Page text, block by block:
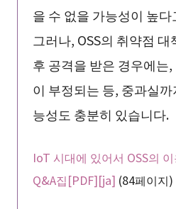
을 수 없을 가능성이 높
그러나, OSS의 취약점
후 공격을 받은 경우에는
이 부정되는 등, 중과실
능성도 충분히 있습니다.
IoT 시대에 있어서 OSS의
Q&A집[PDF][ja] (84페이지)